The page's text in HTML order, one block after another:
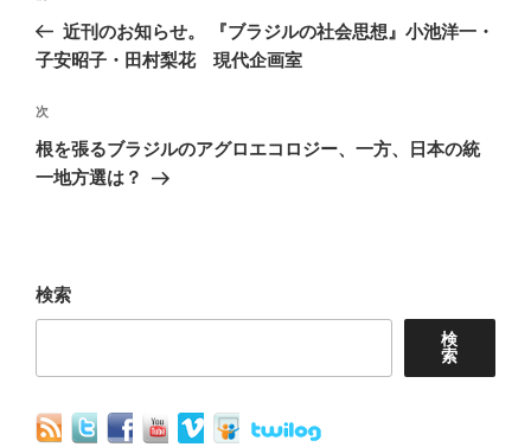
稿
ナ
ゲ
ー
の
投
近刊のお知らせ。 『ブラジルの社会思想』小池洋一・
子安昭子・田村梨花 現代企画室
次
の
次
根を張るブラジルのアグロエコロジー、一方、日本の統
一地方選は？
検索
検
索